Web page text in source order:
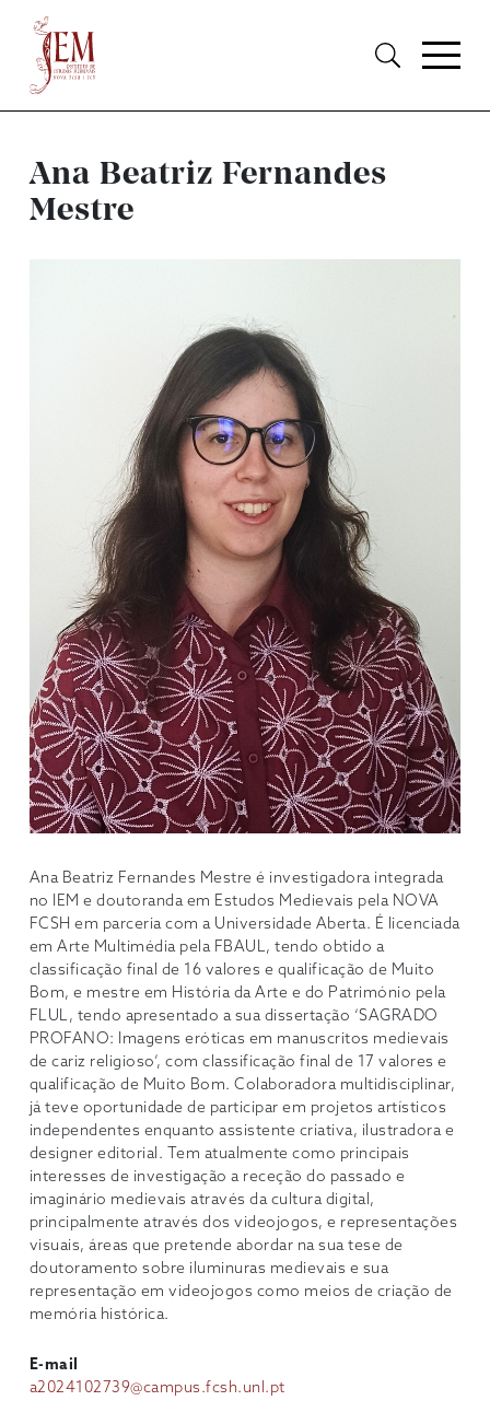
Ana Beatriz Fernandes
Mestre
Ana Beatriz Fernandes Mestre é investigadora integrada
no IEM e doutoranda em Estudos Medievais pela NOVA
FCSH em parceria com a Universidade Aberta. É licenciada
em Arte Multimédia pela FBAUL, tendo obtido a
classificação final de 16 valores e qualificação de Muito
Bom, e mestre em História da Arte e do Património pela
FLUL, tendo apresentado a sua dissertação ‘SAGRADO
PROFANO: Imagens eróticas em manuscritos medievais
de cariz religioso’, com classificação final de 17 valores e
qualificação de Muito Bom. Colaboradora multidisciplinar,
já teve oportunidade de participar em projetos artísticos
independentes enquanto assistente criativa, ilustradora e
designer editorial. Tem atualmente como principais
interesses de investigação a receção do passado e
imaginário medievais através da cultura digital,
principalmente através dos videojogos, e representações
visuais, áreas que pretende abordar na sua tese de
doutoramento sobre iluminuras medievais e sua
representação em videojogos como meios de criação de
memória histórica.
E-mail
a2024102739@campus.fcsh.unl.pt